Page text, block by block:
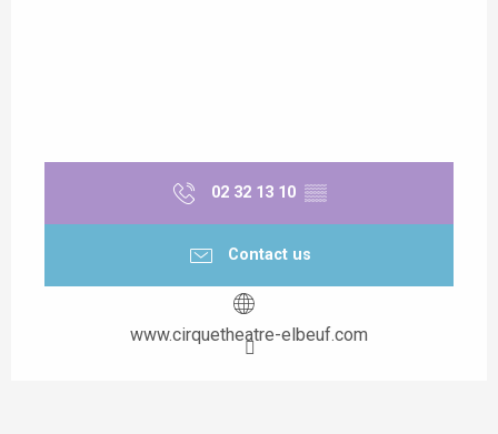
02 32 13 10 ▒▒
Contact us
www.cirquetheatre-elbeuf.com